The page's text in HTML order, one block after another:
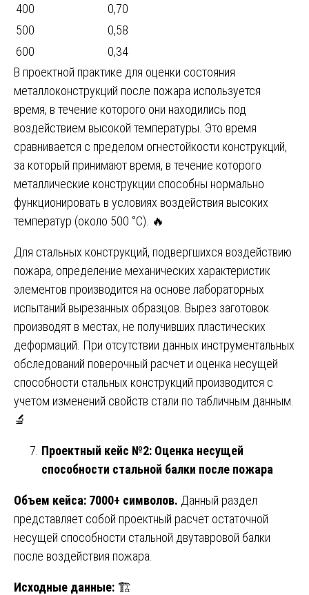
400
0,70
500
0,58
600
0,34
В проектной практике для оценки состояния
металлоконструкций после пожара используется
время, в течение которого они находились под
воздействием высокой температуры. Это время
сравнивается с пределом огнестойкости конструкций,
за который принимают время, в течение которого
металлические конструкции способны нормально
функционировать в условиях воздействия высоких
температур (около 500 °С). 🔥
Для стальных конструкций, подвергшихся воздействию
пожара, определение механических характеристик
элементов производится на основе лабораторных
испытаний вырезанных образцов. Вырез заготовок
производят в местах, не получивших пластических
деформаций. При отсутствии данных инструментальных
обследований поверочный расчет и оценка несущей
способности стальных конструкций производится с
учетом изменений свойств стали по табличным данным.
🔬
Проектный кейс №2: Оценка несущей
способности стальной балки после пожара
Объем кейса: 7000+ символов. Данный раздел
представляет собой проектный расчет остаточной
несущей способности стальной двутавровой балки
после воздействия пожара.
Исходные данные: 🏗️